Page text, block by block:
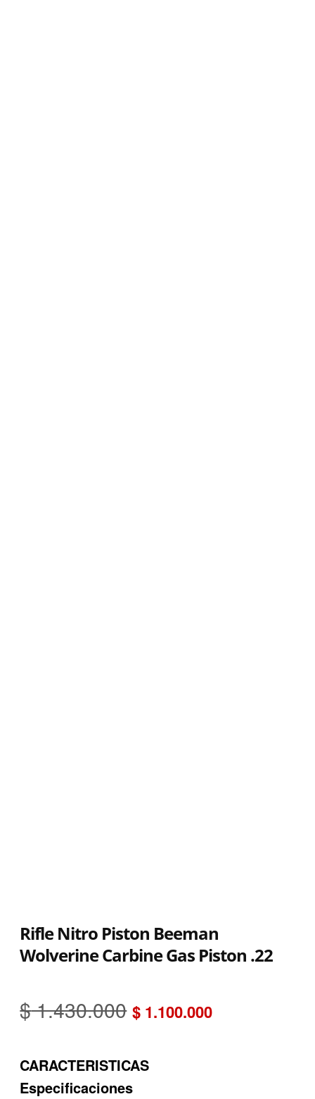
Rifle Nitro Piston Beeman
Wolverine Carbine Gas Piston .22
$1.430.000El
original
$ 1.100.000El
CARACTERISTICAS
Especificaciones